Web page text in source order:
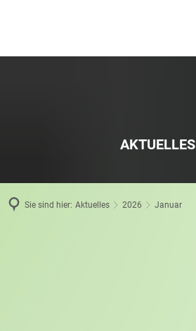
AKTUELLES
Sie sind hier: Aktuelles 2026 Januar